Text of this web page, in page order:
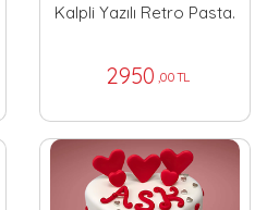
Kalpli Yazılı Retro Pasta.
2950 ,00 TL